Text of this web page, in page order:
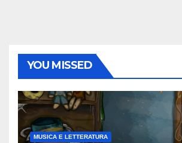
YOU MISSED
MUSICA E LETTERATURA